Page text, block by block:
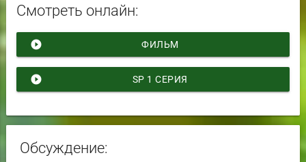
Смотреть онлайн:
play_circle_filled ФИЛЬМ
play_circle_filled SP 1 СЕРИЯ
Обсуждение: